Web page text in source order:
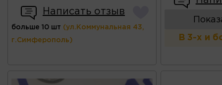
Написать отзыв
больше 10 шт (ул.Коммунальная 43,
г.Симферополь) В 3-х и